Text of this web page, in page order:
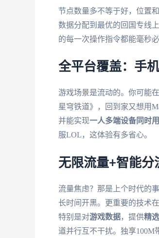
节点数量多不等于好，位置
数据分配到最优的回国专线
的每一次操作指令都能毫秒
全平台覆盖：手
游戏场景是流动的。你可能
星穹铁道》，回到家又想用
并能实现一人多端设备同时用
服LOL，这体验有多省心。
无限流量+智能分
流量焦虑？那是上个时代的
长时间开黑。更重要的技术
特别是对游戏数据，提供精
道并行互不干扰。独享100M